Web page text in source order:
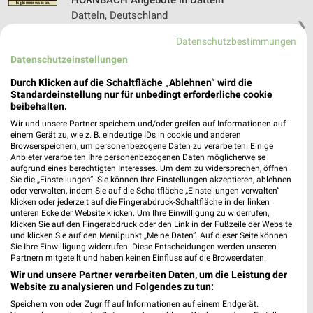
❯
Datteln, Deutschland
427,50 km
Baumärkte Angebote für Bocholt und
Umgebung
5 Prospekte
Sonderpreis Baumarkt OBI
Datenschutzbestimmungen
Datenschutzeinstellungen
Durch Klicken auf die Schaltfläche „Ablehnen“ wird die
Standardeinstellung nur für unbedingt erforderliche cookie
beibehalten.
Wir und unsere Partner speichern und/oder greifen auf Informationen auf
einem Gerät zu, wie z. B. eindeutige IDs in cookie und anderen
Browserspeichern, um personenbezogene Daten zu verarbeiten. Einige
Anbieter verarbeiten Ihre personenbezogenen Daten möglicherweise
aufgrund eines berechtigten Interesses. Um dem zu widersprechen, öffnen
Sie die „Einstellungen“. Sie können Ihre Einstellungen akzeptieren, ablehnen
oder verwalten, indem Sie auf die Schaltfläche „Einstellungen verwalten“
klicken oder jederzeit auf die Fingerabdruck-Schaltfläche in der linken
unteren Ecke der Website klicken. Um Ihre Einwilligung zu widerrufen,
klicken Sie auf den Fingerabdruck oder den Link in der Fußzeile der Website
und klicken Sie auf den Menüpunkt „Meine Daten“. Auf dieser Seite können
Sie Ihre Einwilligung widerrufen. Diese Entscheidungen werden unseren
Partnern mitgeteilt und haben keinen Einfluss auf die Browserdaten.
Wir und unsere Partner verarbeiten Daten, um die Leistung der
Website zu analysieren und Folgendes zu tun:
Speichern von oder Zugriff auf Informationen auf einem Endgerät.